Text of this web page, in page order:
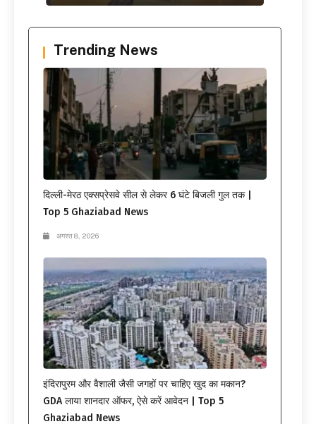
Trending News
दिल्ली-मेरठ एक्सप्रेसवे सील से लेकर 6 घंटे बिजली गुल तक |
Top 5 Ghaziabad News
अगस्त 8, 2026
इंदिरापुरम और वैशाली जैसी जगहों पर चाहिए खुद का मकान?
GDA लाया शानदार ऑफर, ऐसे करें आवेदन | Top 5
Ghaziabad News